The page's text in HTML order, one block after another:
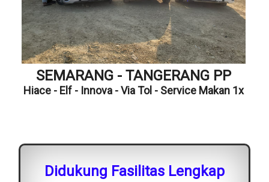
SEMARANG - TANGERANG PP
Hiace - Elf - Innova - Via Tol - Service Makan 1x
Didukung Fasilitas Lengkap